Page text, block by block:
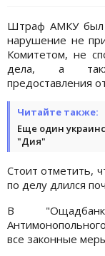
Штраф АМКУ был
нарушение не
Комитетом, не
дела, а
предоставления
Читайте также:
Еще один
"Дия"
Стоит отметить,
по делу длился
В
все законные